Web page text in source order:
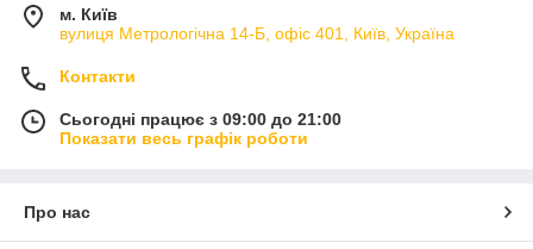
м. Київ
вулиця Метрологічна 14-Б, офіс 401, Київ, Україна
Контакти
Сьогодні працює з 09:00 до 21:00
Показати весь графік роботи
Про нас